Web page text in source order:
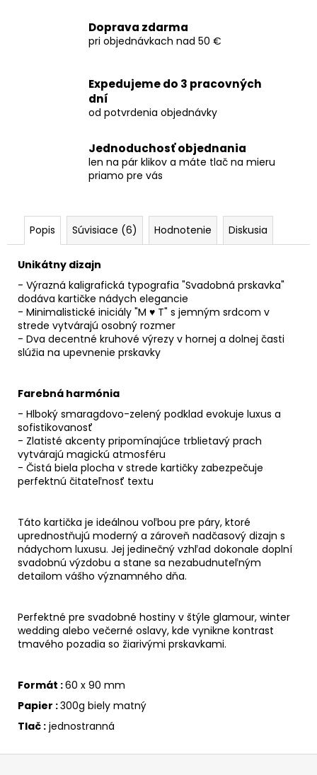
Doprava zdarma
pri objednávkach nad 50 €
Expedujeme do 3 pracovných
dní
od potvrdenia objednávky
Jednoduchosť objednania
len na pár klikov a máte tlač na mieru
priamo pre vás
Popis Súvisiace (6) Hodnotenie Diskusia
Unikátny dizajn
- Výrazná kaligrafická typografia "Svadobná prskavka"
dodáva kartičke nádych elegancie
- Minimalistické iniciály "M ♥ T" s jemným srdcom v
strede vytvárajú osobný rozmer
- Dva decentné kruhové výrezy v hornej a dolnej časti
slúžia na upevnenie prskavky
Farebná harmónia
- Hlboký smaragdovo-zelený podklad evokuje luxus a
sofistikovanosť
- Zlatisté akcenty pripomínajúce trblietavý prach
vytvárajú magickú atmosféru
- Čistá biela plocha v strede kartičky zabezpečuje
perfektnú čitateľnosť textu
Táto kartička je ideálnou voľbou pre páry, ktoré
uprednostňujú moderný a zároveň nadčasový dizajn s
nádychom luxusu. Jej jedinečný vzhľad dokonale doplní
svadobnú výzdobu a stane sa nezabudnuteľným
detailom vášho významného dňa.
Perfektné pre svadobné hostiny v štýle glamour, winter
wedding alebo večerné oslavy, kde vynikne kontrast
tmavého pozadia so žiarivými prskavkami.
Formát :60 x 90 mm
Papier :300g biely matný
Tlač : jednostranná
Z